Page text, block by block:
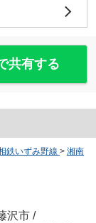
共有する
鉄いずみ野線 > 湘南
沢市 /